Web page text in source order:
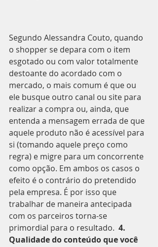
Segundo Alessandra Couto, quando
o shopper se depara com o item
esgotado ou com valor totalmente
destoante do acordado com o
mercado, o mais comum é que ou
ele busque outro canal ou site para
realizar a compra ou, ainda, que
entenda a mensagem errada de que
aquele produto não é acessível para
si (tomando aquele preço como
regra) e migre para um concorrente
como opção. Em ambos os casos o
efeito é o contrário do pretendido
pela empresa. É por isso que
trabalhar de maneira antecipada
com os parceiros torna-se
primordial para o resultado. 4.
Qualidade do conteúdo que você